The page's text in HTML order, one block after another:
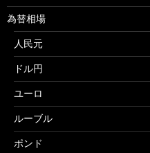
為替相場
人民元
ドル円
ユーロ
ルーブル
ポンド